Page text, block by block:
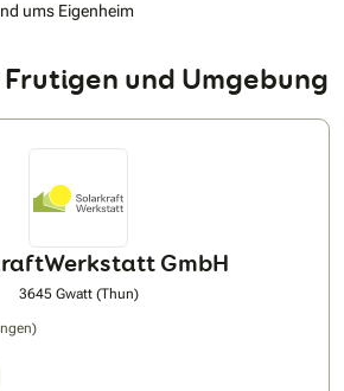
ums Eigenheim
und Umgebung
GmbH
3645 Gwatt (Thun)